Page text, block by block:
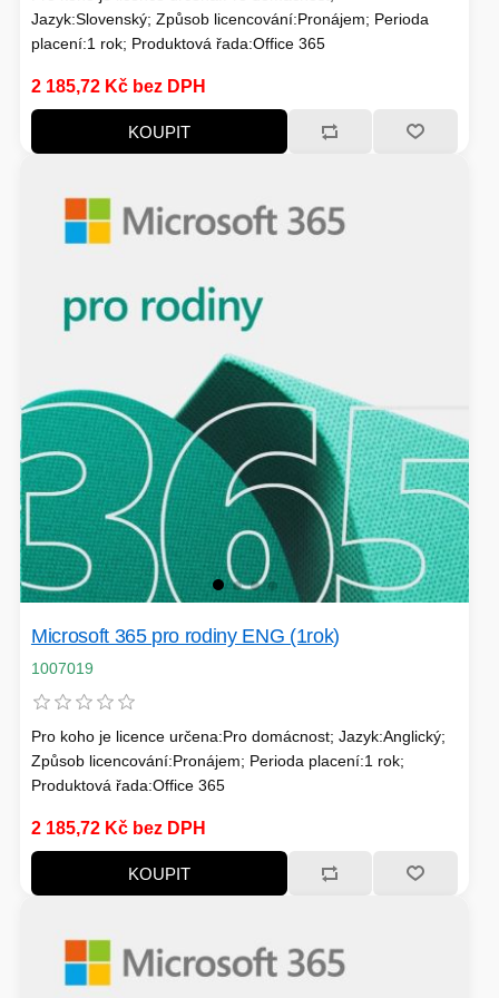
MINI-PC
PC A NOTEBOOKY
HERNÍ GRAFICKÉ KARTY
HERNÍ HEADSETY
HERNÍ GAMEPADY
PROCESORY - INTEL
ZÁKLADNÍ DESKY - AMD
MS WINDOWS
MS OFFICE APLIKACE
MS COPILOT
TISKOVÁ MÉDIA
KANCELÁŘSKÁ TECHNIKA
KONFERENČNÍ SYSTÉMY
KOMERČNÍ PANELY
MOBILNÍ ZAŘÍZENÍ
PREZENTÉRY
SOLÁRNÍ PANELY
MĚŘÍCÍ PŘÍSTROJE
PRODLUŽOVACÍ PŘÍVOD
ROUTERY
CHYTRÁ DOMÁCNOST
IP KAMERY
VYSAVAČE
MINIBARY
LEDNIČKY
Jazyk:Slovenský; Způsob licencování:Pronájem; Perioda
placení:1 rok; Produktová řada:Office 365
2 185,72 Kč bez DPH
KOUPIT
Microsoft 365 pro rodiny ENG (1rok)
1007019
Pro koho je licence určena:Pro domácnost; Jazyk:Anglický;
Způsob licencování:Pronájem; Perioda placení:1 rok;
Produktová řada:Office 365
2 185,72 Kč bez DPH
KOUPIT